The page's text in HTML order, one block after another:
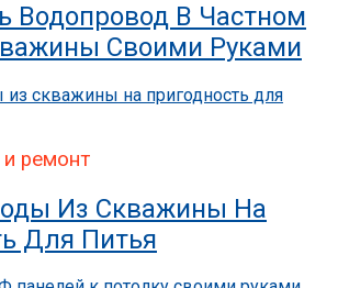
Водопровод В Частном
Своими Руками
и ремонт
Из Скважины На
Для Питья